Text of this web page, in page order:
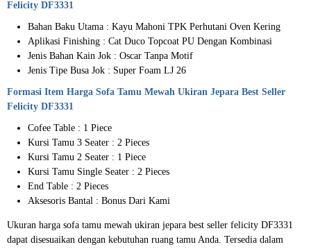
Felicity DF3331
Bahan Baku Utama : Kayu Mahoni TPK Perhutani Oven Kering
Aplikasi Finishing : Cat Duco Topcoat PU Dengan Kombinasi
Jenis Bahan Kain Jok : Oscar Tanpa Motif
Jenis Tipe Busa Jok : Super Foam LJ 26
Formasi Item Harga Sofa Tamu Mewah Ukiran Jepara Best Seller
Felicity DF3331
Cofee Table : 1 Piece
Kursi Tamu 3 Seater : 2 Pieces
Kursi Tamu 2 Seater : 1 Piece
Kursi Tamu Single Seater : 2 Pieces
End Table : 2 Pieces
Aksesoris Bantal : Bonus Dari Kami
Ukuran harga sofa tamu mewah ukiran jepara best seller felicity DF3331
dapat disesuaikan dengan kebutuhan ruang tamu Anda. Tersedia dalam